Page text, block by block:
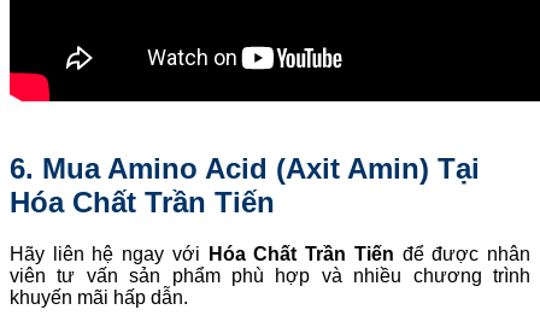
6. Mua Amino Acid (Axit Amin) Tại
Hóa Chất Trần Tiến
Hãy liên hệ ngay với Hóa Chất Trần Tiến để được nhân
viên tư vấn sản phẩm phù hợp và nhiều chương trình
khuyến mãi hấp dẫn.